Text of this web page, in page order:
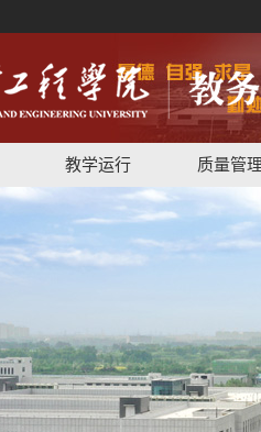
教学运行 质量管